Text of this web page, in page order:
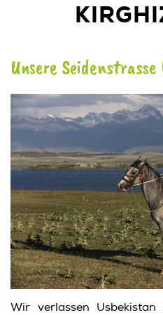
Unsere Seidenstrasse
Wir verlassen